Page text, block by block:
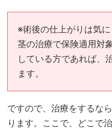
※術後の仕上がりは気
茎の治療で保険適用対
している方であれば、
ます。
ですので、治療をするな
ります。ここで、どこで